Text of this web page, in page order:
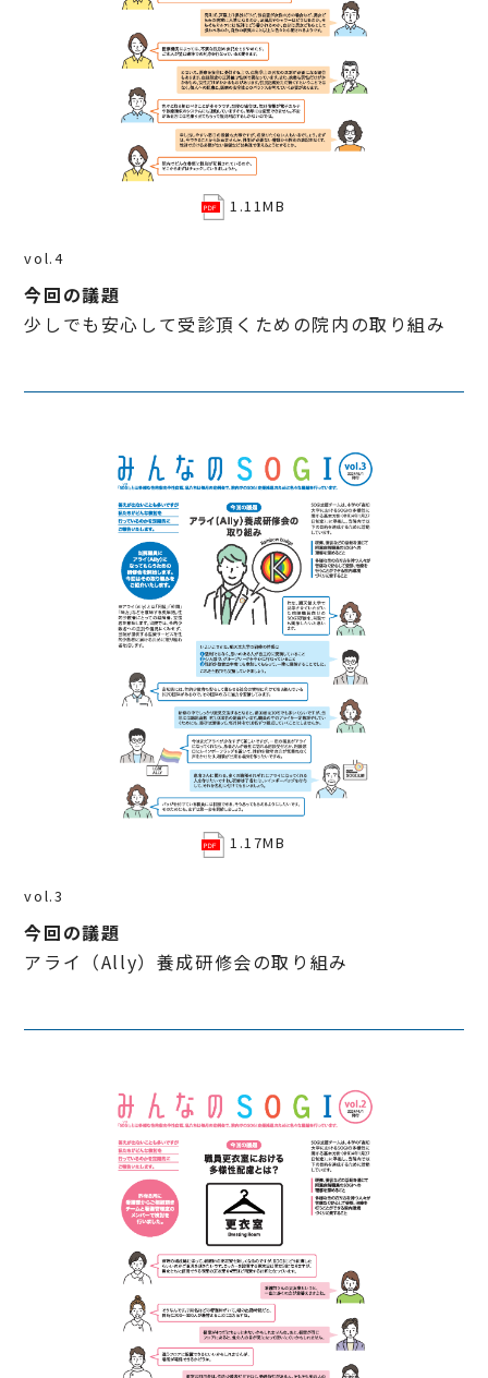
1.11MB
vol.4
今回の議題
少しでも安心して受診頂くための院内の取り組み
1.17MB
vol.3
今回の議題
アライ（Ally）養成研修会の取り組み